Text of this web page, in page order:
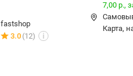
fastshop
3.0 (12) i
7,00 р.,
карта,